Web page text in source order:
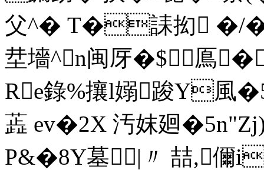
父^� T�誄抝 �/�/嵕
坓墻^n闽厊�$鳫
Re錄%攘l嫋踆Y風
蕋 ev�2X 汚妺廻
P&�8Y墓|〃 喆,儞